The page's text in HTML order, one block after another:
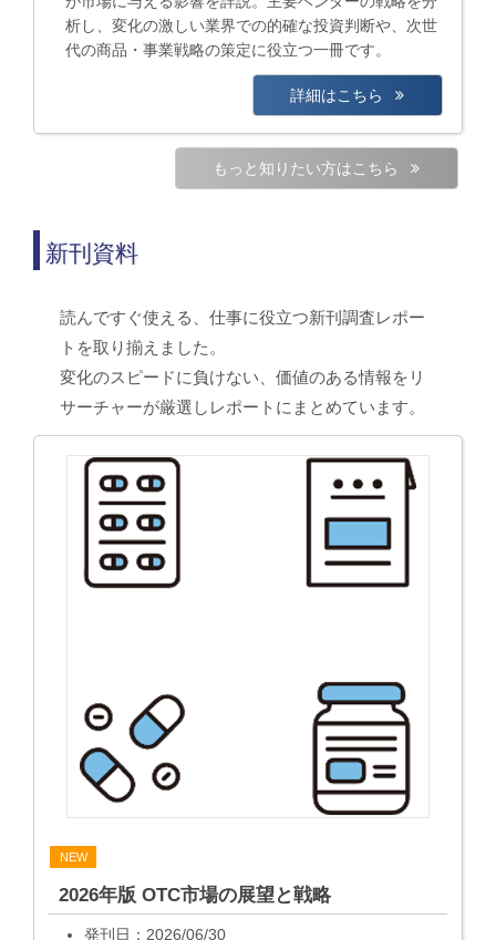
析し、変化の激しい業界での的確な投資判断や、次世
代の商品・事業戦略の策定に役立つ一冊です。
詳細はこちら
もっと知りたい方はこちら
新刊資料
読んですぐ使える、仕事に役立つ新刊調査レポー
トを取り揃えました。
変化のスピードに負けない、価値のある情報をリ
サーチャーが厳選しレポートにまとめています。
NEW
2026年版 OTC市場の展望と戦略
発刊日：2026/06/30